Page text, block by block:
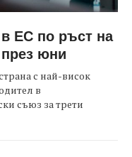
ЕС по ръст на
юни
с най-висок
в
съюз за трети